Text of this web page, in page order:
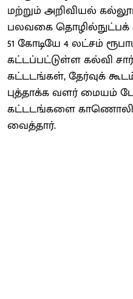
மற்றும் அறிவியல்
பலவகை தொழில்நுட்பக்
51 கோடியே 4 லட்சம்
கட்டப்பட்டுள்ள கல்வி
கட்டடங்கள், தேர்வுக்
புத்தாக்க வளர் மையம்
கட்டடங்களை காணொலிக்
வைத்தார்.